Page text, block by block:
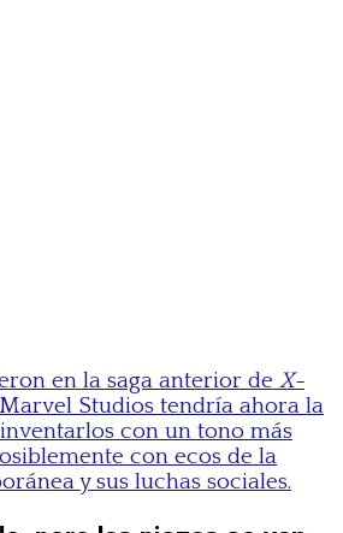
en la saga anterior de X-
Studios tendría ahora la
con un tono más
con ecos de la
y sus luchas sociales.